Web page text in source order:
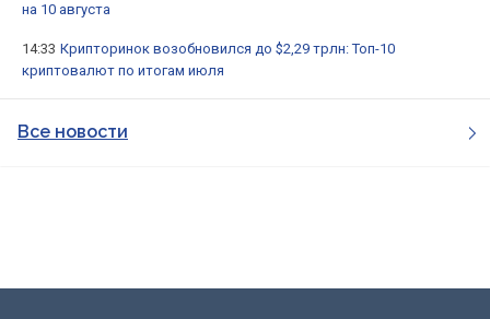
на 10 августа
14:33 Крипторинок возобновился до $2,29 трлн: Топ-10
криптовалют по итогам июля
Все новости